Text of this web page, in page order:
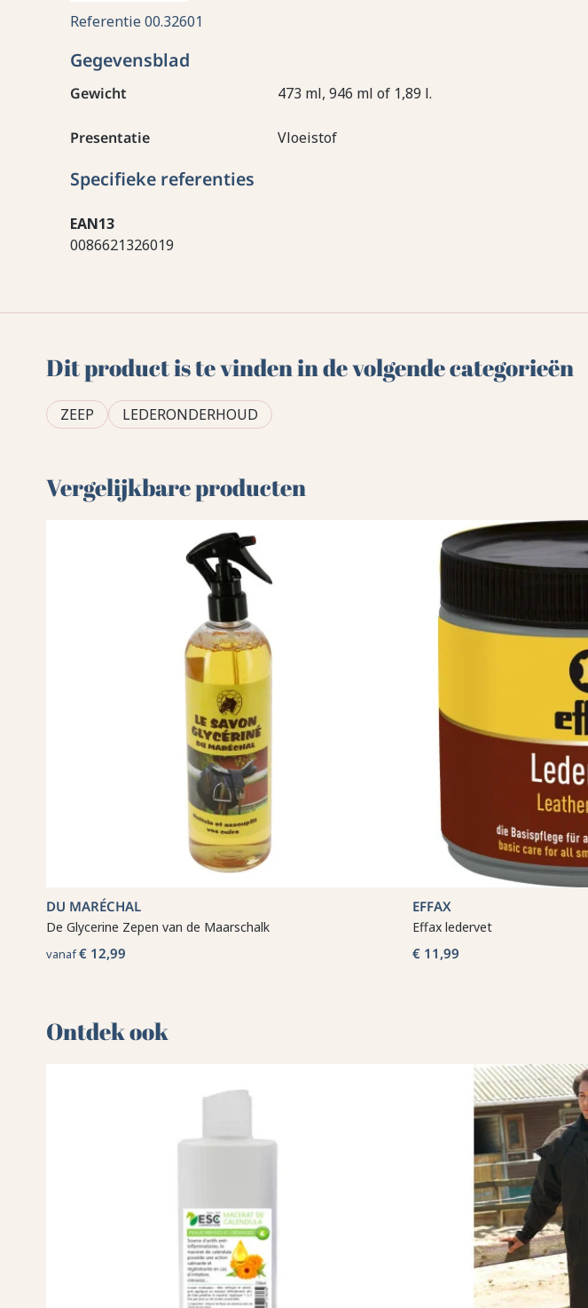
Referentie00.32601
Gegevensblad
Gewicht 473 ml, 946 ml of 1,89 l.
Presentatie Vloeistof
Specifieke referenties
EAN13
0086621326019
Dit product is te vinden in de volgende categorieën
ZEEP LEDERONDERHOUD
Vergelijkbare producten
DU MARÉCHAL
De Glycerine Zepen van de Maarschalk
vanaf€ 12,99
EFFAX
Effax ledervet
€ 11,99
Ontdek ook 🌻